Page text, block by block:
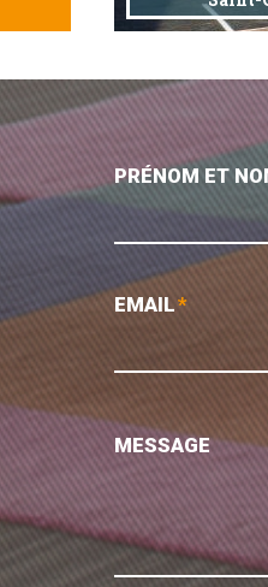
PRÉNOM ET
EMAIL*
MESSAGE